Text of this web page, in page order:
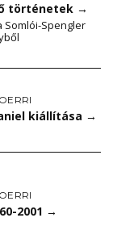
történetek →
Somlói-Spengler
kiállítása →
2001 →